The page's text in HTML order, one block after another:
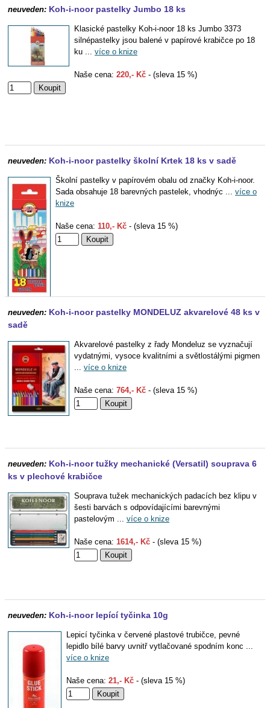
neuveden: Koh-i-noor pastelky Jumbo 18 ks
Klasické pastelky Koh-i-noor 18 ks Jumbo 3373
silnépastelky jsou balené v papírové krabičce po 18
ku ... více o knize
Naše cena: 220,- Kč - (sleva 15 %)
neuveden: Koh-i-noor pastelky školní Krtek 18 ks v sadě
Školní pastelky v papírovém obalu od značky Koh-i-noor.
Sada obsahuje 18 barevných pastelek, vhodnýc ... více o
knize
Naše cena: 110,- Kč - (sleva 15 %)
neuveden: Koh-i-noor pastelky MONDELUZ akvarelové 48 ks v
sadě
Akvarelové pastelky z řady Mondeluz se vyznačují
vydatnými, vysoce kvalitními a světlostálými pigmen
... více o knize
Naše cena: 764,- Kč - (sleva 15 %)
neuveden: Koh-i-noor tužky mechanické (Versatil) souprava 6
ks v plechové krabičce
Souprava tužek mechanických padacích bez klipu v
šesti barvách s odpovídajícími barevnými
pastelovým ... více o knize
Naše cena: 1614,- Kč - (sleva 15 %)
neuveden: Koh-i-noor lepící tyčinka 10g
Lepicí tyčinka v červené plastové trubičce, pevné
lepidlo bílé barvy uvnitř vytlačované spodním konc ...
více o knize
Naše cena: 21,- Kč - (sleva 15 %)